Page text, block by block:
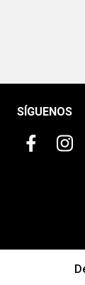
SÍGUENOS